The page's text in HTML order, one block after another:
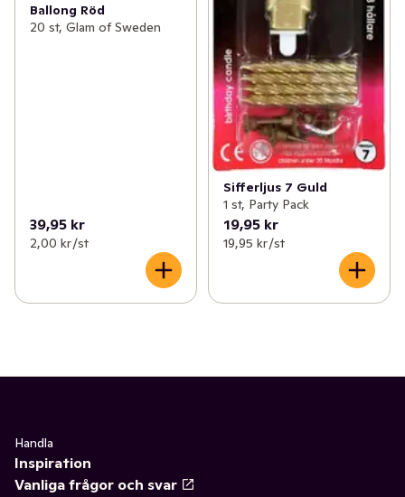
Ballong Röd
20 st, Glam of Sweden
39,95 kr
2,00 kr /st
Sifferljus 7 Guld
1 st, Party Pack
19,95 kr
19,95 kr /st
Handla
Inspiration
Vanliga frågor och svar